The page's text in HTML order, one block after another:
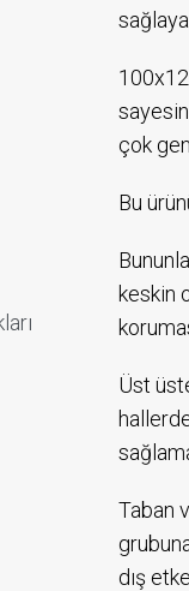
çok
Bu
keskin
Üst
Taban
dış